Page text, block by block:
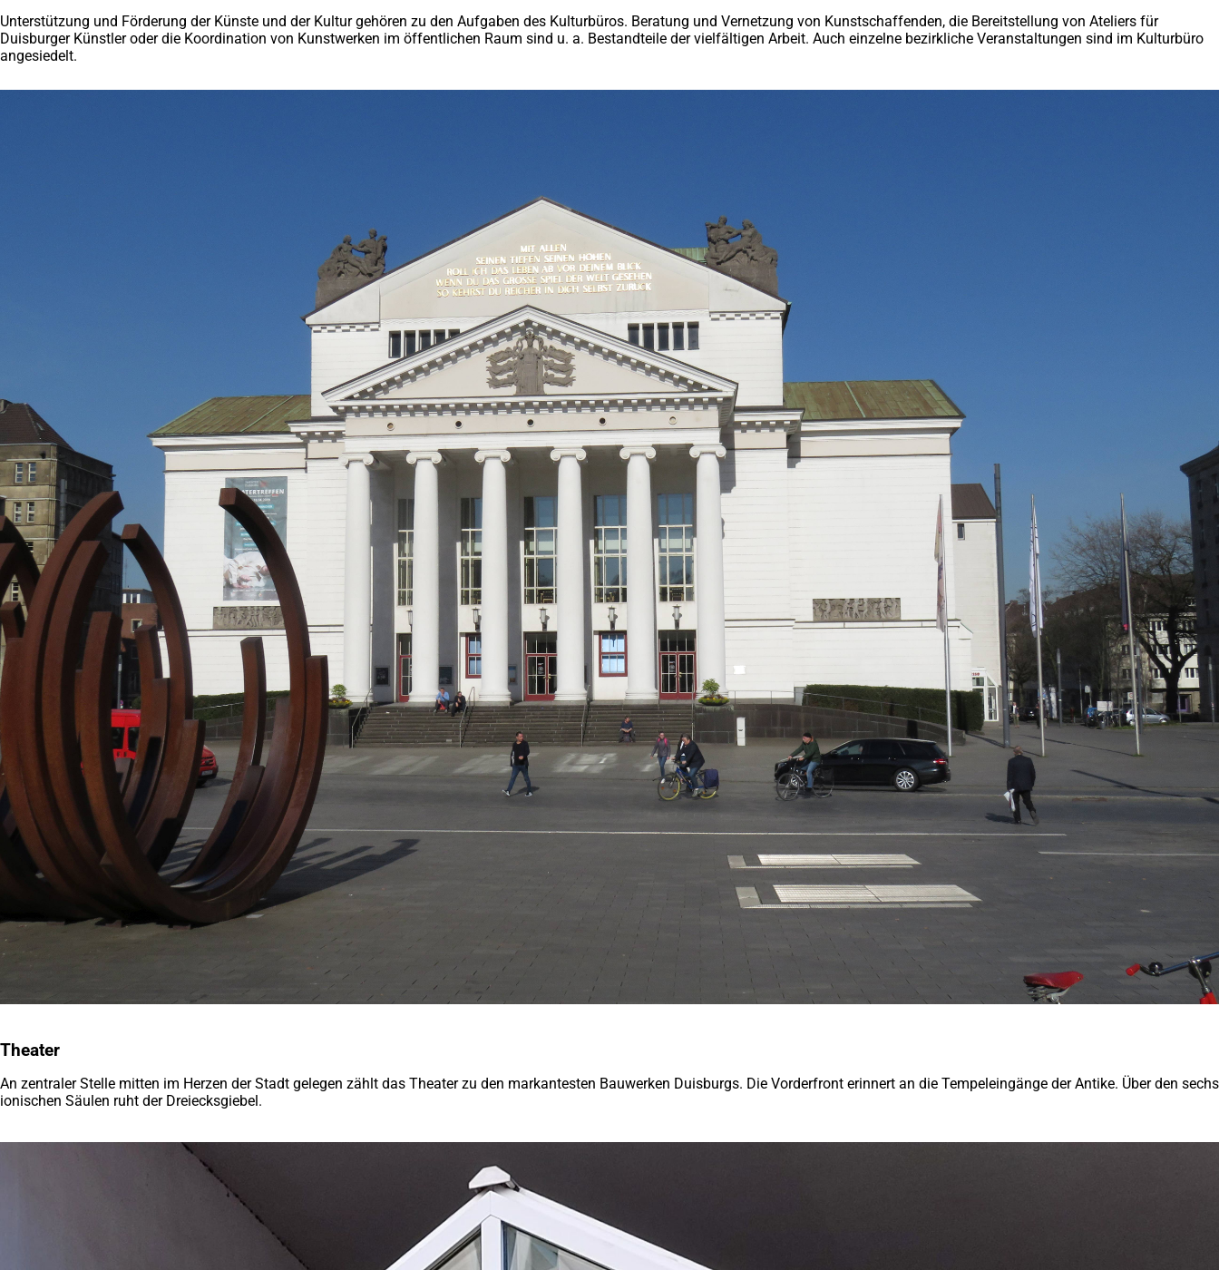
Unterstützung und Förderung der Künste und der Kultur gehören zu den Aufgaben des Kulturbüros. Beratung und Vernetzung von Kunstschaffenden, die Bereitstellung von Ateliers für
Duisburger Künstler oder die Koordination von Kunstwerken im öffentlichen Raum sind u. a. Bestandteile der vielfäl­tigen Arbeit. Auch einzelne bezirkliche Veranstaltungen sind im Kulturbüro
angesiedelt.
Theater
An zentraler Stelle mitten im Herzen der Stadt gelegen zählt das Theater zu den markantesten Bauwerken Duisburgs. Die Vorderfront erinnert an die Tempel­eingänge der Antike. Über den sechs
ionischen Säulen ruht der Dreiecksgiebel.